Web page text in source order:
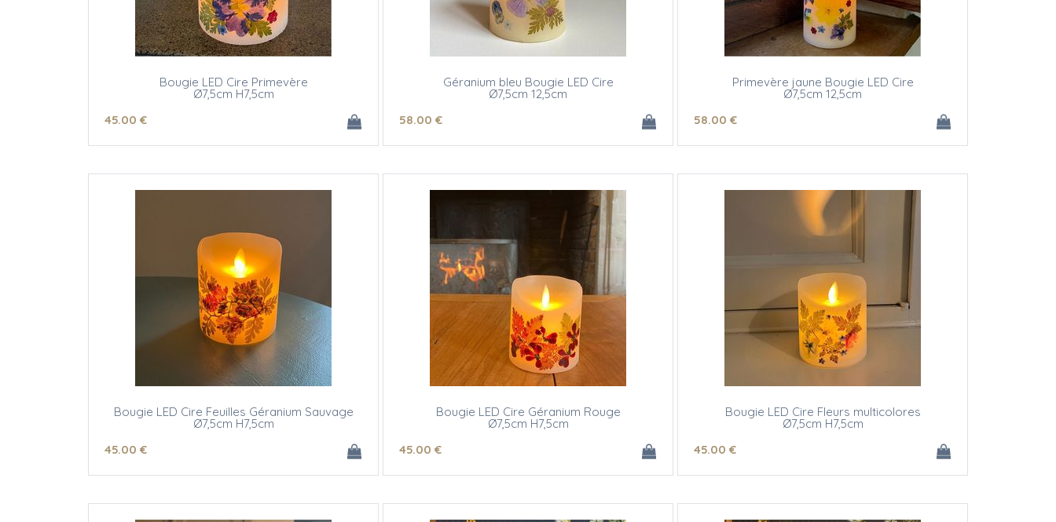
Bougie LED Cire Primevère
Ø7,5cm H7,5cm
45.00 €
Géranium bleu Bougie LED Cire
Ø7,5cm 12,5cm
58.00 €
Primevère jaune Bougie LED Cire
Ø7,5cm 12,5cm
58.00 €
Bougie LED Cire Feuilles Géranium Sauvage
Ø7,5cm H7,5cm
45.00 €
Bougie LED Cire Géranium Rouge
Ø7,5cm H7,5cm
45.00 €
Bougie LED Cire Fleurs multicolores
Ø7,5cm H7,5cm
45.00 €